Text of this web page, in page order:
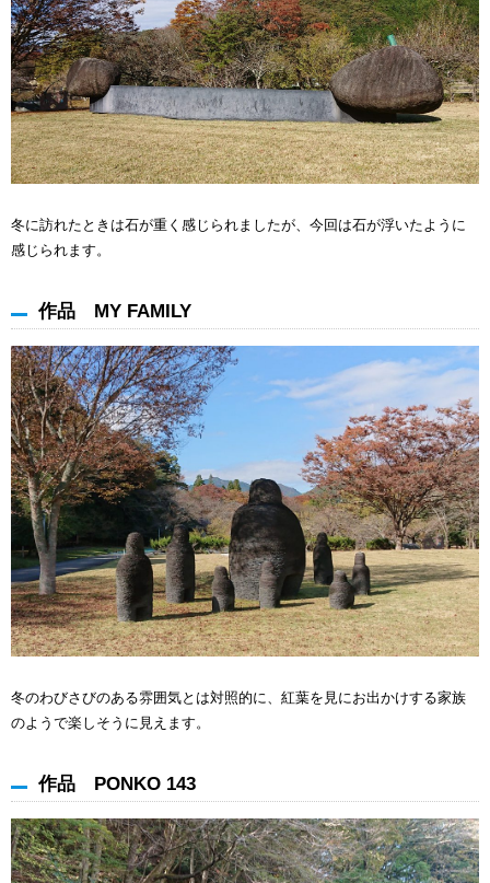
冬に訪れたときは石が重く感じられましたが、今回は石が浮いたように
感じられます。
作品 MY FAMILY
冬のわびさびのある雰囲気とは対照的に、紅葉を見にお出かけする家族
のようで楽しそうに見えます。
作品 PONKO 143